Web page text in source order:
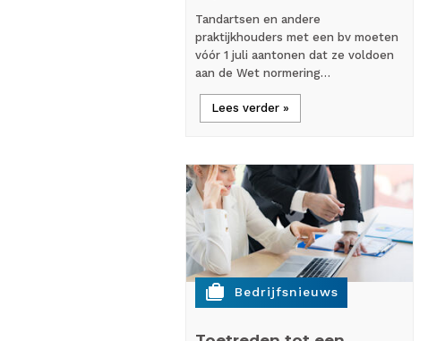
Tandartsen en andere
praktijkhouders met een bv moeten
vóór 1 juli aantonen dat ze voldoen
aan de Wet normering…
Lees verder »
cases Bedrijfsnieuws